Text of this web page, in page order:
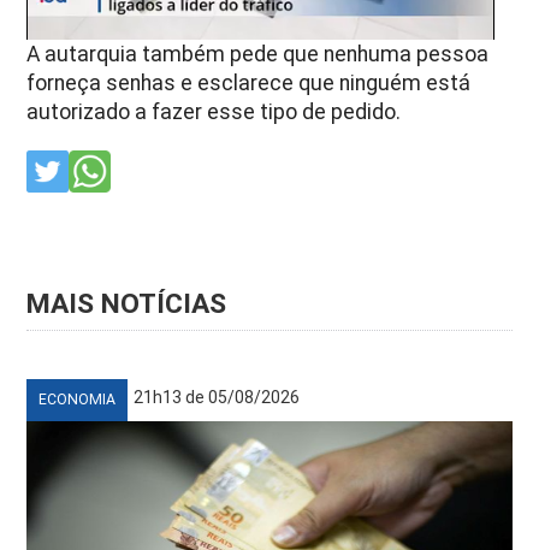
A autarquia também pede que nenhuma pessoa
forneça senhas e esclarece que ninguém está
autorizado a fazer esse tipo de pedido.
MAIS NOTÍCIAS
ECONOMIA 21h13 de 05/08/2026